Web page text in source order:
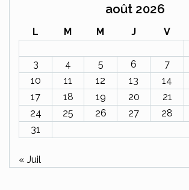
août 2026
L M M J V
3
4 5 6 7
10
11 12 13 14
17
18 19 20 21
24
25 26 27 28
31
« Juil